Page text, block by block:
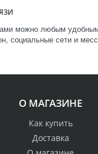
можно любым
социальные сети и
О МАГАЗИНЕ
Как купить
Доставка